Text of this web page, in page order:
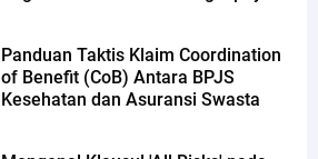
Panduan Taktis Klaim Coordination
of Benefit (CoB) Antara BPJS
Kesehatan dan Asuransi Swasta